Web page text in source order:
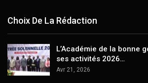
Choix De La Rédaction
L’Académie de la bonne
ses activités 2026…
Avr 21, 2026